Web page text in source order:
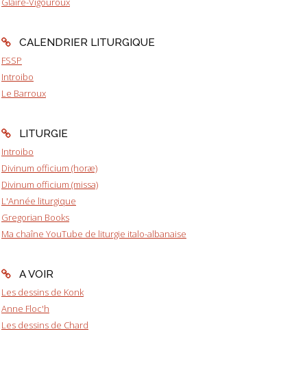
CALENDRIER LITURGIQUE
FSSP
Introibo
Le Barroux
LITURGIE
Introibo
Divinum officium (horæ)
Divinum officium (missa)
L'Année liturgique
Gregorian Books
Ma chaîne YouTube de liturgie italo-albanaise
A VOIR
Les dessins de Konk
Anne Floc'h
Les dessins de Chard